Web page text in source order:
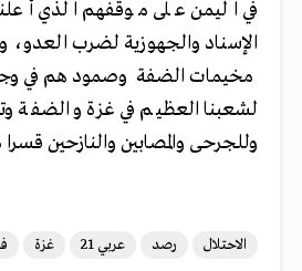
في اليمن على موقفهم الذي
الإسناد والجهوزية لضرب العدو،
مخيمات الضفة وصمودهم في
لشعبنا العظيم في غزة والضفة
وللجرحى والمصابين والنازحين
الاحتلال رصد عربي 21 غزة